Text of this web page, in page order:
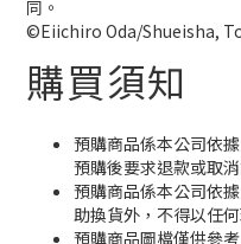
同。
©Eiichiro Oda/Shueisha,
購買須知
預購商品係本公司依
預購後要求退款或取消
預購商品係本公司依
助換貨外，不得以任
預購商品圖檔僅供參